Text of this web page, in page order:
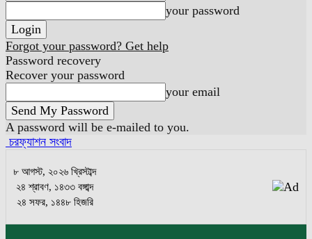
your password
Forgot your password? Get help
Password recovery
Recover your password
your email
A password will be e-mailed to you.
চরফ্যাশন সংবাদ
৮ আগস্ট, ২০২৬ খ্রিস্টাব্দ
২৪ শ্রাবণ, ১৪৩৩ বঙ্গাব্দ
২৪ সফর, ১৪৪৮ হিজরি